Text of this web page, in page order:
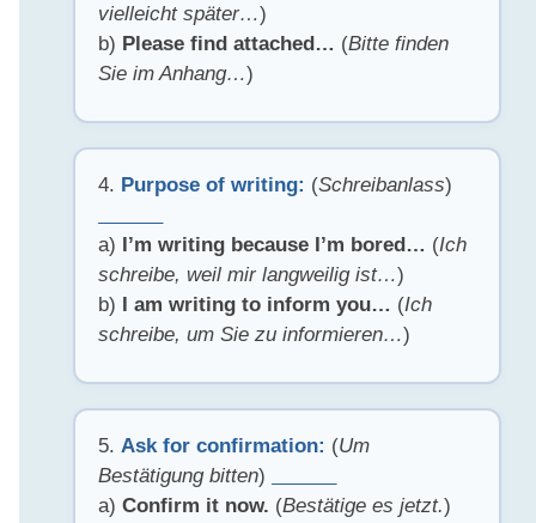
vielleicht später…)
b) Please find attached… (Bitte finden
Sie im Anhang…)
4. Purpose of writing: (Schreibanlass)
a)
I’m writing because I’m bored… (Ich
schreibe, weil mir langweilig ist…)
b)
I am writing to inform you… (Ich
schreibe, um Sie zu informieren…)
5.Ask for confirmation: (Um
Bestätigung bitten)
a)Confirm it now. (Bestätige es jetzt.)